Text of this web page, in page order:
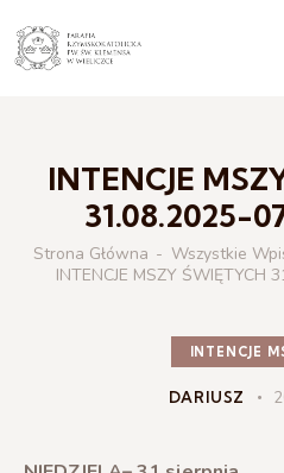
INTENCJE
31.08.2025-
Strona Główna Wszystkie
INTENCJE MSZY ŚWIĘTYCH
INTENCJE
DARIUSZ